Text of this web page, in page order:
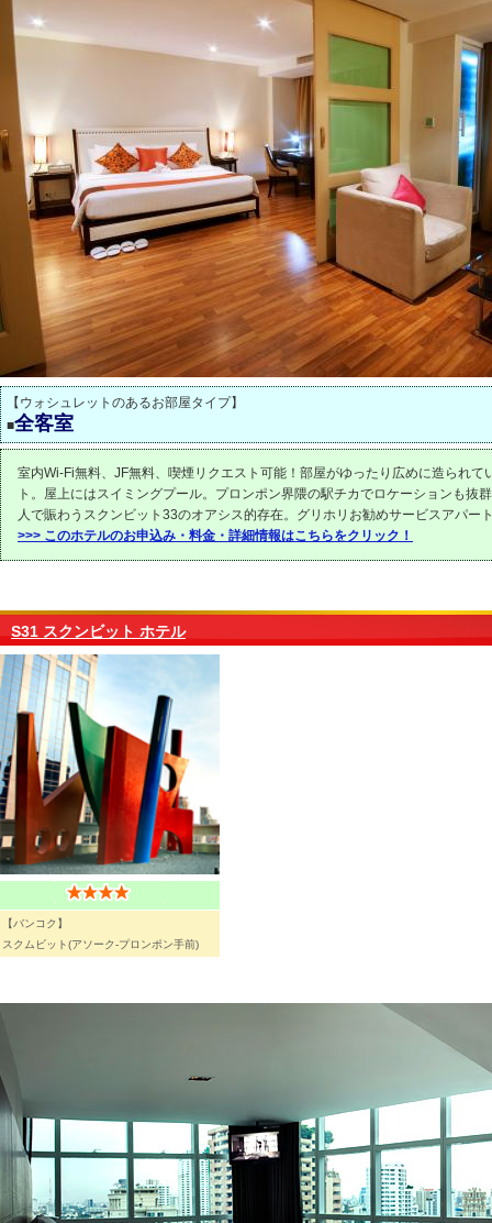
【ウォシュレットのあるお部屋タイプ】
■全客室
室内Wi-Fi無料、JF無料、喫煙リクエスト可能！部屋がゆったり広めに造られて
ト。屋上にはスイミングプール。プロンポン界隈の駅チカでロケーションも抜
人で賑わうスクンビット33のオアシス的存在。グリホリお勧めサービスアパー
>>> このホテルのお申込み・料金・詳細情報はこちらをクリック！
S31 スクンビット ホテル
【バンコク】
スクムビット(アソーク-プロンポン手前)